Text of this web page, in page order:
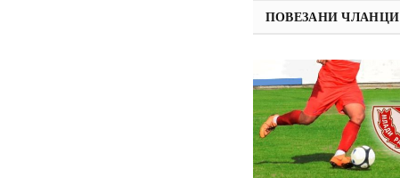
ПОВЕЗАНИ ЧЛАНЦИ